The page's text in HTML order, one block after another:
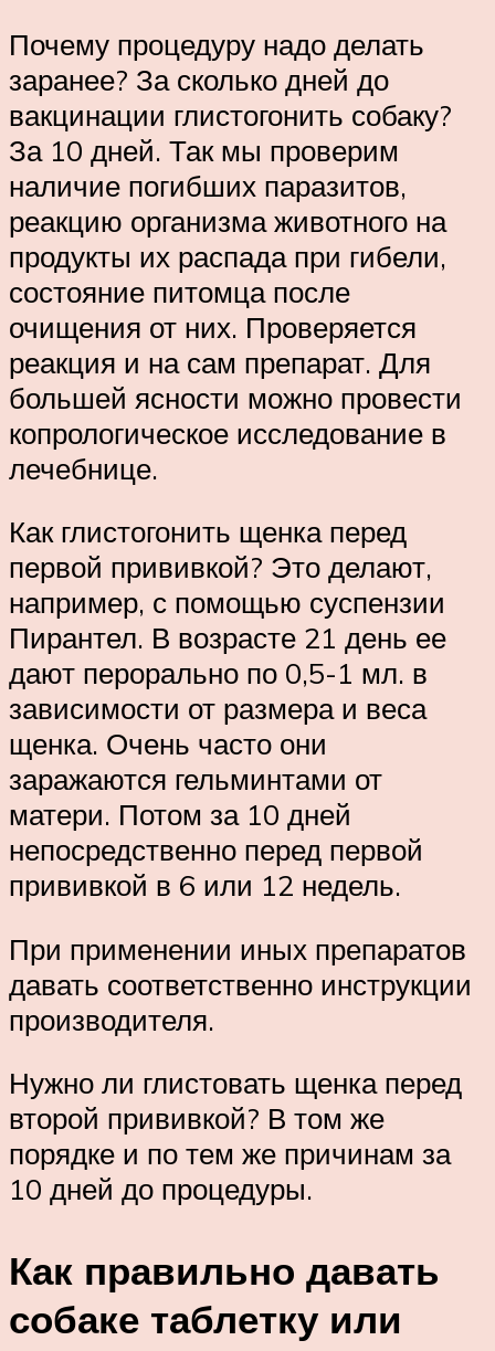
Почему процедуру надо делать
заранее? За сколько дней до
вакцинации глистогонить собаку?
За 10 дней. Так мы проверим
наличие погибших паразитов,
реакцию организма животного на
продукты их распада при гибели,
состояние питомца после
очищения от них. Проверяется
реакция и на сам препарат. Для
большей ясности можно провести
копрологическое исследование в
лечебнице.
Как глистогонить щенка перед
первой прививкой? Это делают,
например, с помощью суспензии
Пирантел. В возрасте 21 день ее
дают перорально по 0,5-1 мл. в
зависимости от размера и веса
щенка. Очень часто они
заражаются гельминтами от
матери. Потом за 10 дней
непосредственно перед первой
прививкой в 6 или 12 недель.
При применении иных препаратов
давать соответственно инструкции
производителя.
Нужно ли глистовать щенка перед
второй прививкой? В том же
порядке и по тем же причинам за
10 дней до процедуры.
Как правильно давать
собаке таблетку или